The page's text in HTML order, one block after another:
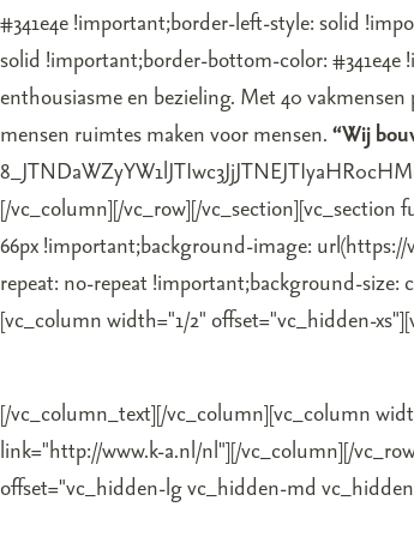
#341e4e !important;border-left-style: solid
solid !important;border-bottom-color:
enthousiasme en bezieling. Met 40
mensen ruimtes maken voor mensen.“Wij
[/vc_column][/vc_row][/vc_section][vc_section
66px !important;background-image:
repeat: no-repeat !important;background-
[vc_column width="1/2" offset="vc_hidden-
[/vc_column_text][/vc_column][vc_column
link="http://www.k-a.nl/nl"][/vc_column][/
offset="vc_hidden-lg vc_hidden-md